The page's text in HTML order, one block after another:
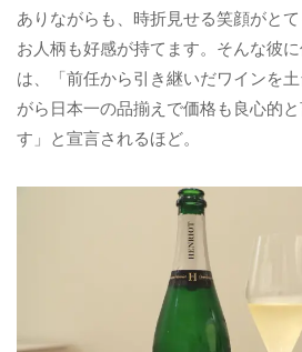
ありながらも、時折見せる笑顔がと
お人柄も好感が持てます。そんな彼
は、「前任から引き継いだワインを
がら日本一の品揃えで価格も良心的
す」と宣言されるほど。